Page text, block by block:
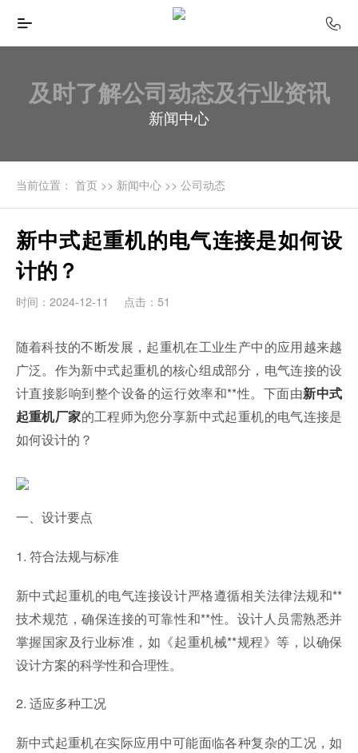
及时了解公司动态及行业资讯
新闻中心
当前位置： 首页>> 新闻中心>> 公司动态
新中式起重机的电气连接是如何设
计的？
时间：2024-12-11 点击：51
随着科技的不断发展，起重机在工业生产中的应用越来越
广泛。作为新中式起重机的核心组成部分，电气连接的设
计直接影响到整个设备的运行效率和**性。下面由新中式
起重机厂家的工程师为您分享新中式起重机的电气连接是
如何设计的？
一、设计要点
1. 符合法规与标准
新中式起重机的电气连接设计严格遵循相关法律法规和**
技术规范，确保连接的可靠性和**性。设计人员需熟悉并
掌握国家及行业标准，如《起重机械**规程》等，以确保
设计方案的科学性和合理性。
2. 适应多种工况
新中式起重机在实际应用中可能面临各种复杂的工况，如